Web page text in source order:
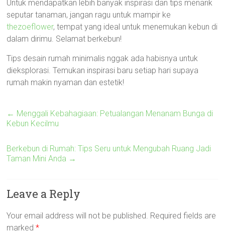
Untuk mendapatkan lebih banyak inspirasi dan tips menarik
seputar tanaman, jangan ragu untuk mampir ke
thezoeflower, tempat yang ideal untuk menemukan kebun di
dalam dirimu. Selamat berkebun!
Tips desain rumah minimalis nggak ada habisnya untuk
dieksplorasi. Temukan inspirasi baru setiap hari supaya
rumah makin nyaman dan estetik!
← Menggali Kebahagiaan: Petualangan Menanam Bunga di
Kebun Kecilmu
Berkebun di Rumah: Tips Seru untuk Mengubah Ruang Jadi
Taman Mini Anda →
Leave a Reply
Your email address will not be published. Required fields are
marked*